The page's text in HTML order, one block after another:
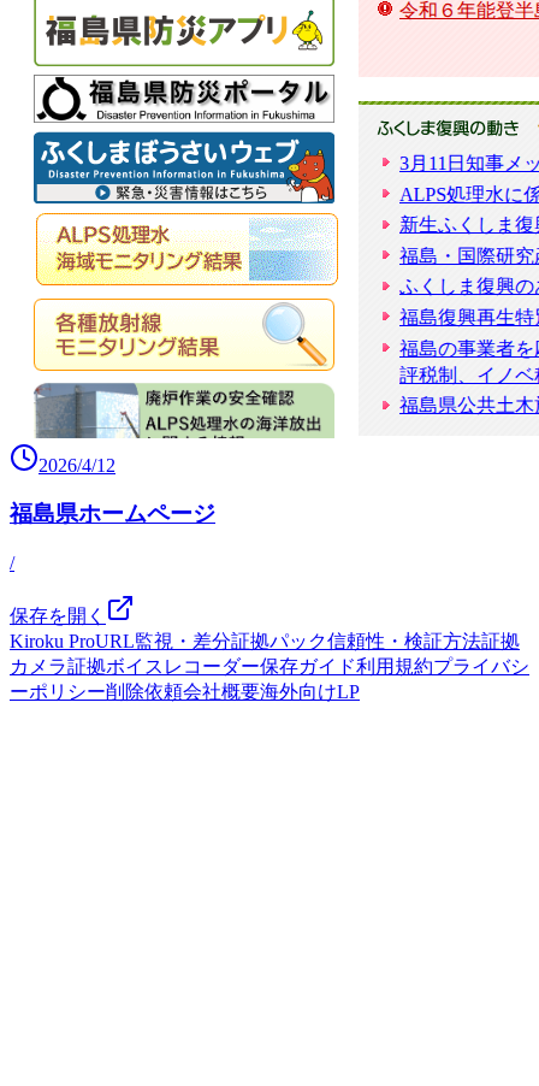
2026/4/12
福島県ホームページ
/
保存を開く
Kiroku ProURL監視・差分証拠パック信頼性・検証方法証拠
カメラ証拠ボイスレコーダー保存ガイド利用規約プライバシ
ーポリシー削除依頼会社概要海外向けLP